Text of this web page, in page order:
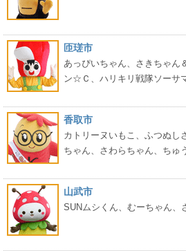
匝瑳市
あっぴいちゃん、さきちゃん
ン☆Ｃ、ハリキリ戦隊ソーサ
香取市
カトリーヌいもこ、ふつぬし
ちゃん、さわらちゃん、ちゅ
山武市
SUNムシくん、むーちゃん、